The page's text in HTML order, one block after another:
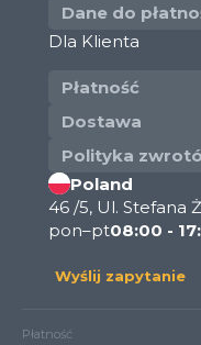
Dane do
Dla Klienta
Płatność
Dostawa
Polityka
Poland
46 /5, Ul. Stefana
pon–pt08:00 -
Wyślij zapytanie
Płatność